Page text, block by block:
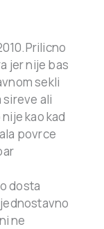
jer nije bas
sekli
ali
kao kad
povrce
dosta
ne